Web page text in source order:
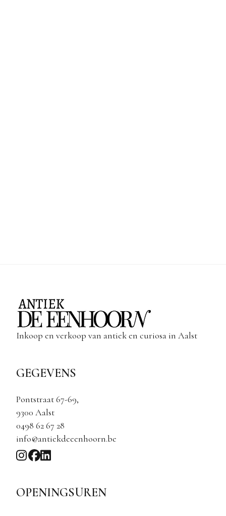
Inkoop en verkoop van antiek en curiosa in Aalst
GEGEVENS
Pontstraat 67-69,
9300 Aalst
0498 62 67 28
info@antiekdeeenhoorn.be
OPENINGSUREN